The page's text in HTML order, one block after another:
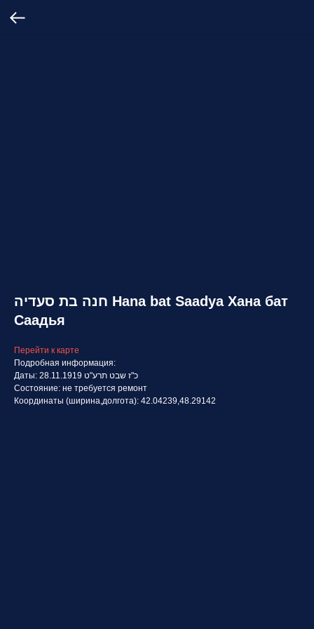
חנה בת סעדיה Hana bat Saadya Хана бат
Саадья
Перейти к карте
Подробная информация:
Даты: 28.11.1919 כ"ז שבט תרע"ט
Состояние: не требуется ремонт
Координаты (ширина,долгота): 42.04239,48.29142